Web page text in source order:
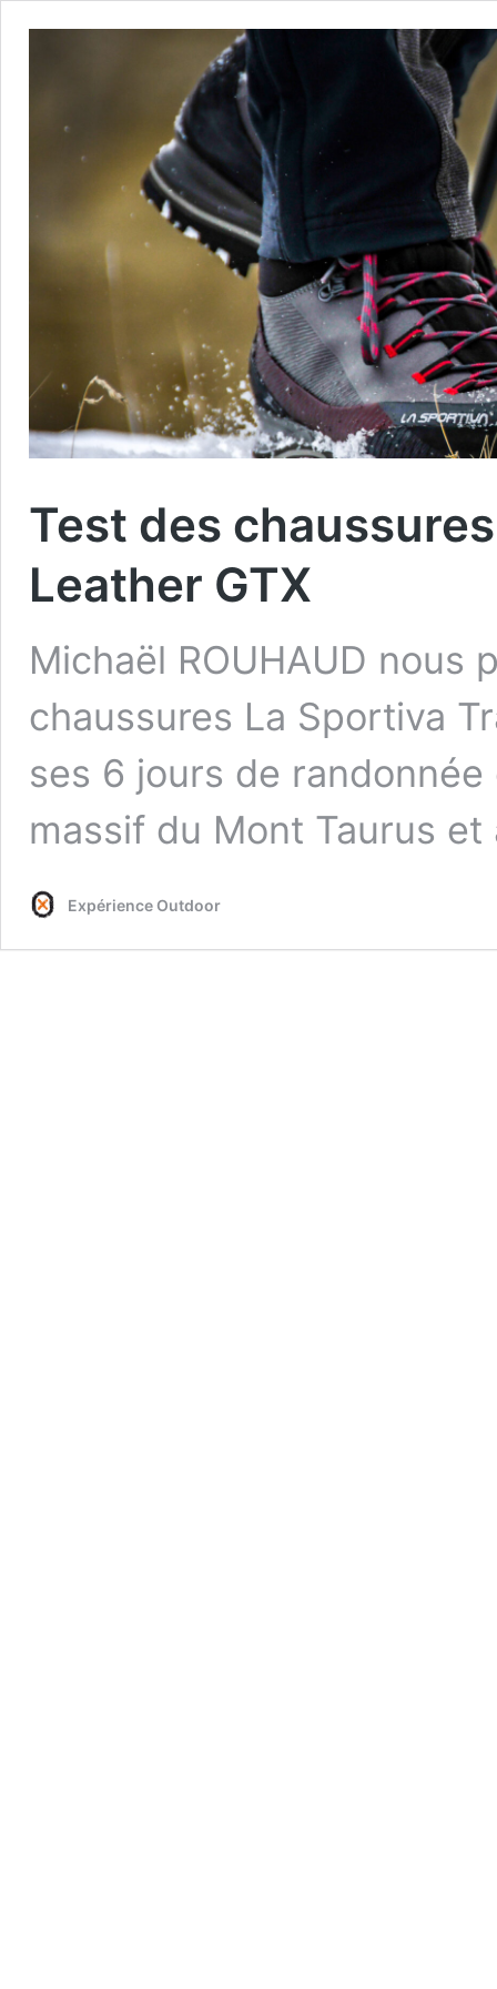
Test des
Leather GTX
Michaël ROUHAUD nous
chaussures La Sportiva
ses 6 jours de
massif du Mont Taurus
Expérience Outdoor